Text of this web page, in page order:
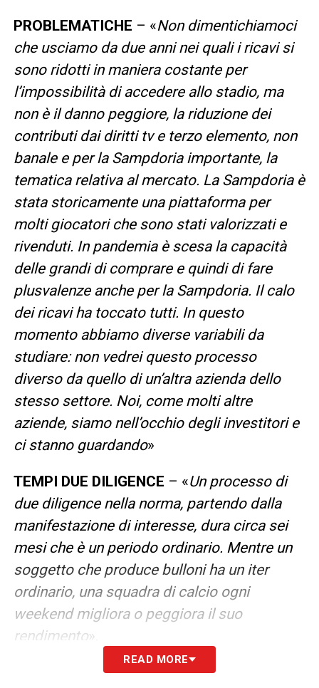
PROBLEMATICHE – «Non dimentichiamoci
che usciamo da due anni nei quali i ricavi si
sono ridotti in maniera costante per
l’impossibilità di accedere allo stadio, ma
non è il danno peggiore, la riduzione dei
contributi dai diritti tv e terzo elemento, non
banale e per la Sampdoria importante, la
tematica relativa al mercato. La Sampdoria è
stata storicamente una piattaforma per
molti giocatori che sono stati valorizzati e
rivenduti. In pandemia è scesa la capacità
delle grandi di comprare e quindi di fare
plusvalenze anche per la Sampdoria. Il calo
dei ricavi ha toccato tutti. In questo
momento abbiamo diverse variabili da
studiare: non vedrei questo processo
diverso da quello di un’altra azienda dello
stesso settore. Noi, come molti altre
aziende, siamo nell’occhio degli investitori e
ci stanno guardando»
TEMPI DUE DILIGENCE – «Un processo di
due diligence nella norma, partendo dalla
manifestazione di interesse, dura circa sei
mesi che è un periodo ordinario. Mentre un
soggetto che produce bulloni ha un iter
ordinario, una squadra di calcio ogni
weekend migliora o peggiora il suo
rendimento».
CESSIONI ALTRI CLUB– «Le cessioni degli
READ MORE